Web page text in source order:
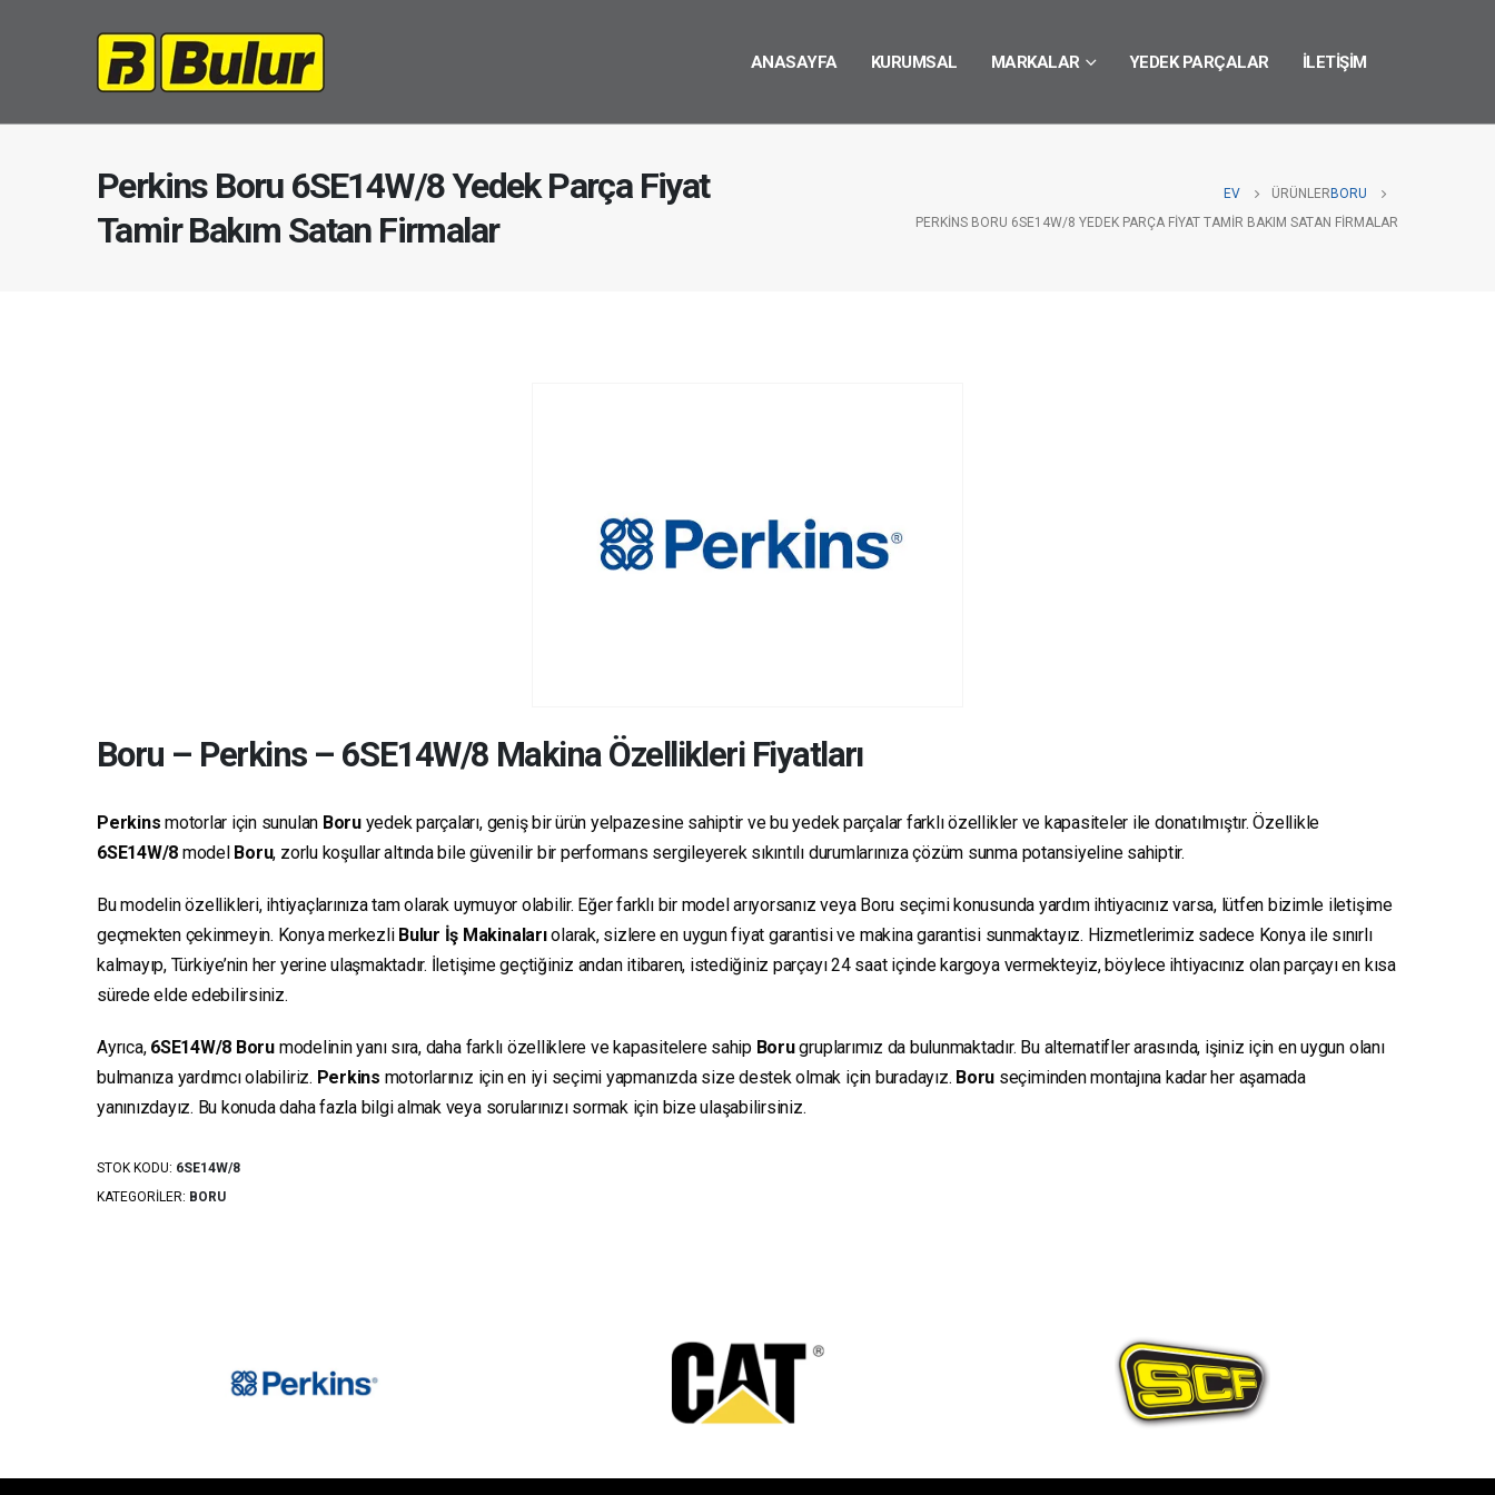
ANASAYFA KURUMSAL MARKALAR YEDEK PARÇALAR İLETIŞIM
Perkins Boru 6SE14W/8 Yedek Parça Fiyat
Tamir Bakım Satan Firmalar
EV ÜRÜNLER BORU
PERKINS BORU 6SE14W/8 YEDEK PARÇA FIYAT TAMIR BAKIM SATAN FIRMALAR
Boru – Perkins– 6SE14W/8 Makina Özellikleri Fiyatları
Perkins motorlar için sunulan Boruyedek parçaları, geniş bir ürün yelpazesine sahiptir ve bu yedek parçalar farklı özellikler ve kapasiteler ile donatılmıştır. Özellikle
6SE14W/8 model Boru, zorlu koşullar altında bile güvenilir bir performans sergileyerek sıkıntılı durumlarınıza çözüm sunma potansiyeline sahiptir.
Bu modelin özellikleri, ihtiyaçlarınıza tam olarak uymuyor olabilir. Eğer farklı bir model arıyorsanız veya Boru seçimi konusunda yardım ihtiyacınız varsa, lütfen bizimle iletişime
geçmekten çekinmeyin. Konya merkezli Bulur İş Makinalarıolarak, sizlere en uygun fiyat garantisi ve makina garantisi sunmaktayız. Hizmetlerimiz sadece Konya ile sınırlı
kalmayıp, Türkiye’nin her yerine ulaşmaktadır. İletişime geçtiğiniz andan itibaren, istediğiniz parçayı 24 saat içinde kargoya vermekteyiz, böylece ihtiyacınız olan parçayı en kısa
sürede elde edebilirsiniz.
Ayrıca, 6SE14W/8 Boru modelinin yanı sıra, daha farklı özelliklere ve kapasitelere sahip Borugruplarımız da bulunmaktadır. Bu alternatifler arasında, işiniz için en uygun olanı
bulmanıza yardımcı olabiliriz. Perkins motorlarınız için en iyi seçimi yapmanızda size destek olmak için buradayız. Boru seçiminden montajına kadar her aşamada
yanınızdayız. Bu konuda daha fazla bilgi almak veya sorularınızı sormak için bize ulaşabilirsiniz.
STOK KODU: 6SE14W/8
KATEGORILER: BORU